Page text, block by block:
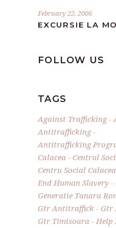
February 22, 2006
EXCURSIE LA
FOLLOW US
TAGS
Against Trafficking
Antitrafficking
Antitrafficking
Calacea
Centrul
Centru Social Calacea
End Human Slavery
Generatie Tanara
Gtr Antitraffick
Gtr
Gtr Timisoara
Help